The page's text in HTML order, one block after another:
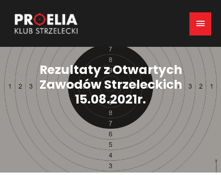
Main
Rezultaty z Otwartych
Zawodów Strzeleckich
15.08.2021r.